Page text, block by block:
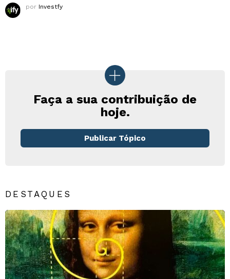
por Investfy
Faça a sua contribuição de
hoje.
Publicar Tópico
DESTAQUES